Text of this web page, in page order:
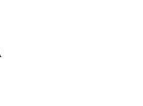
que se celebran en el
que hacer?